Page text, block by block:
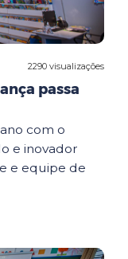
2290 visualizações
passa
com o
e inovador
e equipe de